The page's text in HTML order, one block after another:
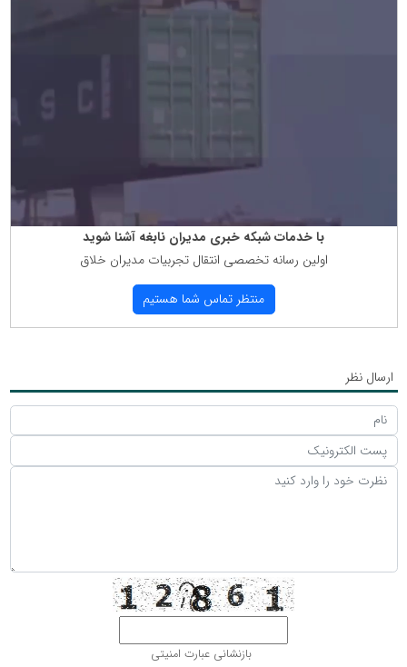
با خدمات شبكه خبری مدیران نابغه آشنا شوید
اولین رسانه تخصصی انتقال تجربیات مدیران خلاق
منتظر تماس شما هستیم
ارسال نظر
بازنشانی عبارت امنیتی